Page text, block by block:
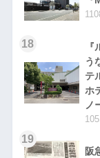
18
う
テ
ホ
ノ
19
阪